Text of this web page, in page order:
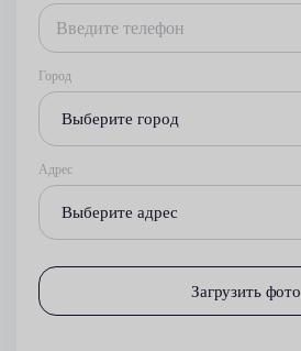
Город
Выберите город
Адрес
Выберите адрес
Загрузить фото